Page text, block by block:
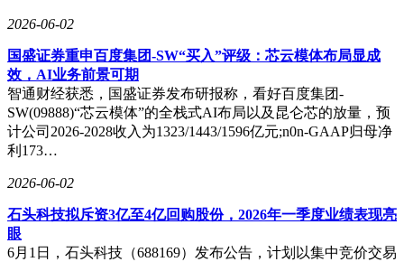
竞争，强调差异化定位的重要性。电商平台本身亦是定位理论
的受益者：拼多多聚焦“省”，京东主打“快”，淘宝强调“多”，
天猫则锁定“好”，通过精准定位构建竞争壁垒。
定位理论的价值更体现在品牌溢价与成本优化上。蒙牛收购妙
可蓝多时，看重的并非其制造能力，而是品牌在消费者心智
中“健康儿童零食”的定位；海底捞通过“服务”定位将房租成本
压缩至4%，远低于行业平均25%，若按同行标准交租，其利
售额与成本优势，而非抽象概念。
爆品策略的成功同样离不开定位支撑。小米的爆款逻辑常被简
化为“性价比”，但其核心在于通过互联网渠道与传播空位，砍
2026-06-02
国盛证券重申百度集团-SW“买入”评级：芯云模体布局显成
效，AI业务前景可期
智通财经获悉，国盛证券发布研报称，看好百度集团-
SW(09888)“芯云模体”的全栈式AI布局以及昆仑芯的放量，预
计公司2026-2028收入为1323/1443/1596亿元;n0n-GAAP归母净
利173…
2026-06-02
石头科技拟斥资3亿至4亿回购股份，2026年一季度业绩表现亮
眼
6月1日，石头科技（688169）发布公告，计划以集中竞价交易